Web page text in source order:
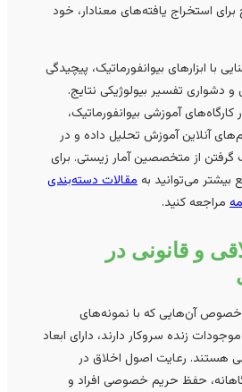
یافته‌های معنادار، خود
بیوانفورماتیک، پیچیدگی
تفسیر بیولوژیکی نتایج.
آموزشی بیوانفورماتیک،
آنلاین آموزش تحلیل داده و در
از متخصصین آمار زیستی. برای
می‌توانید بهمقالات دسته‌بندی
کنید.
و قانونی در
آن‌هایی که با نمونه‌های
زنده سروکار دارند، دارای ابعاد
رعایت اصول اخلاق در
حفظ حریم خصوصی افراد و